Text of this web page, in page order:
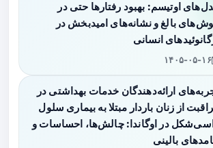
اوتیسم: بهبود رفتارها حتی در
بالغ و نشانه‌های امیدبخش در
انسانی
۱۴۰۵-۰۵-۱۶
ارائه‌دهندگان خدمات بهداشتی در
از زنان باردار مبتلا به بیماری سلول
در اوگاندا: چالش‌ها، احساسات و
بالینی